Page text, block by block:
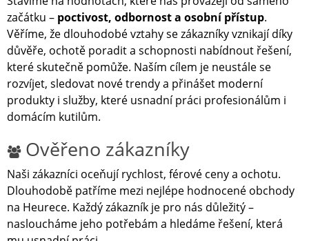
začátku – poctivost, odbornost a osobní přístup.
Věříme, že dlouhodobé vztahy se zákazníky vznikají díky
důvěře, ochotě poradit a schopnosti nabídnout řešení,
které skutečně pomůže. Naším cílem je neustále se
rozvíjet, sledovat nové trendy a přinášet moderní
produkty i služby, které usnadní práci profesionálům i
domácím kutilům.
Ověřeno zákazníky
Naši zákazníci oceňují rychlost, férové ceny a ochotu.
Dlouhodobě patříme mezi nejlépe hodnocené obchody
na Heurece. Každý zákazník je pro nás důležitý –
nasloucháme jeho potřebám a hledáme řešení, která